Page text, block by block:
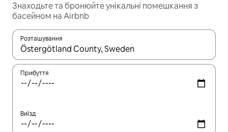
Знаходьте та бронюйте унікальні помешкання з
басейном на Airbnb
Розташування
Отримавши результати пошуку, використовуйте для
Прибуття
Виїзд